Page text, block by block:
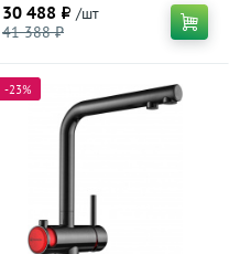
30 488 ₽ /шт
41 388 ₽
-23%